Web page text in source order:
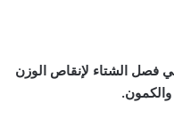
فصل الشتاء لإنقاص الوزن